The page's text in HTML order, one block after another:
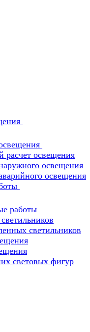
расчет освещения
освещения
освещения
работы
светильников
световых фигур